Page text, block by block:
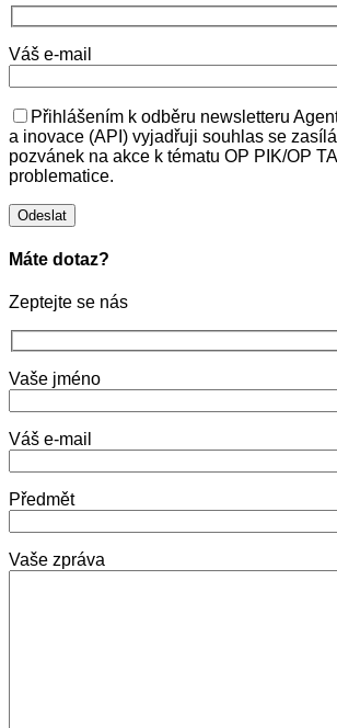
Váš e-mail
Přihlášením k odběru newsletteru
a inovace (API) vyjadřuji souhlas se
pozvánek na akce k tématu OP PIK/OP
problematice.
Máte dotaz?
Zeptejte se nás
Vaše jméno
Váš e-mail
Předmět
Vaše zpráva